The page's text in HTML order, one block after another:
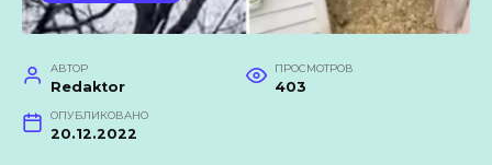
АВТОР
Redaktor
ПРОСМОТРОВ
403
ОПУБЛИКОВАНО
20.12.2022